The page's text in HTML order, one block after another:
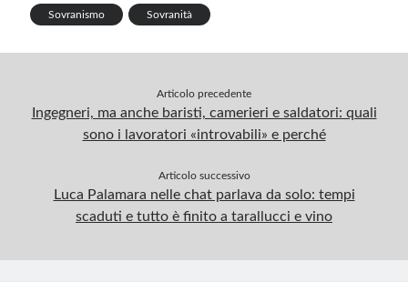
Sovranismo Sovranità
Articolo precedente
Ingegneri, ma anche baristi, camerieri e saldatori: quali
sono i lavoratori «introvabili» e perché
Articolo successivo
Luca Palamara nelle chat parlava da solo: tempi
scaduti e tutto è finito a tarallucci e vino